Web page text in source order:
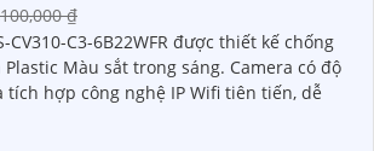
₫
CV310-C3-6B22WFR được thiết kế chống
Màu sắt trong sáng. Camera có độ
tích hợp công nghệ IP Wifi tiên tiến, dễ